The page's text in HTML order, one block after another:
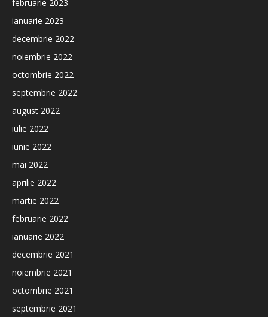
februarie 2023
ianuarie 2023
decembrie 2022
noiembrie 2022
octombrie 2022
septembrie 2022
august 2022
iulie 2022
iunie 2022
mai 2022
aprilie 2022
martie 2022
februarie 2022
ianuarie 2022
decembrie 2021
noiembrie 2021
octombrie 2021
septembrie 2021